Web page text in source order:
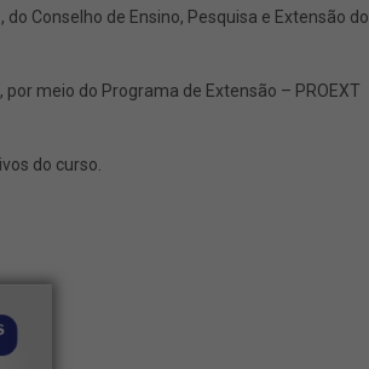
Conselho de Ensino, Pesquisa e Extensão do
meio do Programa de Extensão – PROEXT
do curso.